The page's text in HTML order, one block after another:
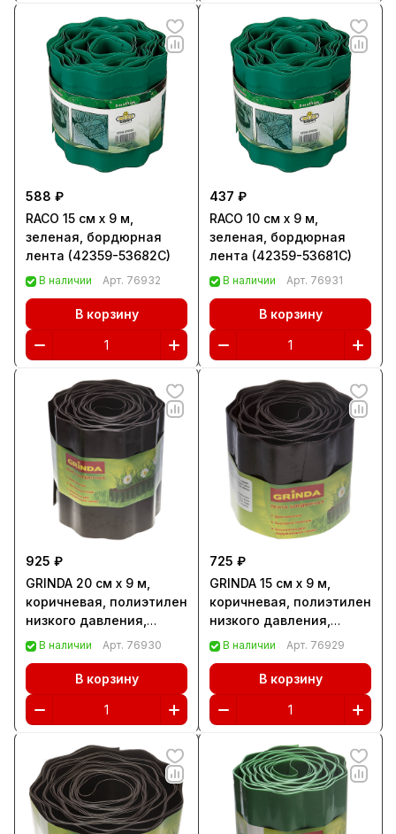
588 ₽
RACO 15 см х 9 м,
зеленая, бордюрная
лента (42359-53682C)
В наличии Арт. 76932
В корзину
437 ₽
RACO 10 см х 9 м,
зеленая, бордюрная
лента (42359-53681C)
В наличии Арт. 76931
В корзину
925 ₽
GRINDA 20 см х 9 м,
коричневая, полиэтилен
низкого давления,
бордюрная лента
В наличии Арт. 76930
В корзину
725 ₽
GRINDA 15 см х 9 м,
коричневая, полиэтилен
низкого давления,
бордюрная лента
В наличии Арт. 76929
В корзину